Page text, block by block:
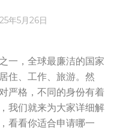
年5月26日
一，全球最廉洁的国家
住、工作、旅游。然
严格，不同的身份有着
我们就来为大家详细解
看看你适合申请哪一